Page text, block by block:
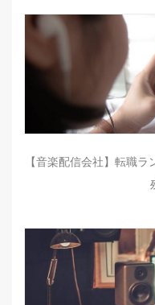
【音楽配信会社】転職